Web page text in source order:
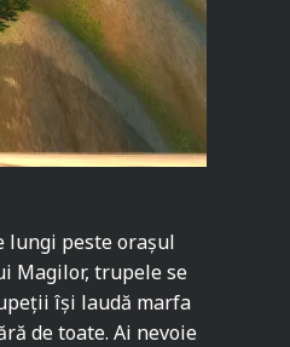
lungi peste orașul
Magilor, trupele se
își laudă marfa
de toate. Ai nevoie